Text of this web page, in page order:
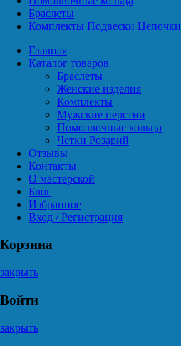
Браслеты
Комплекты Подвески Цепочки
Главная
Каталог товаров
Браслеты
Женские изделия
Комплекты
Мужские перстни
Помолвочные кольца
Четки Розарий
Отзывы
Контакты
О мастерской
Блог
Избранное
Вход / Регистрация
Корзина
закрыть
Войти
закрыть